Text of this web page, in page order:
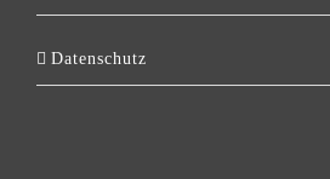
Datenschutz